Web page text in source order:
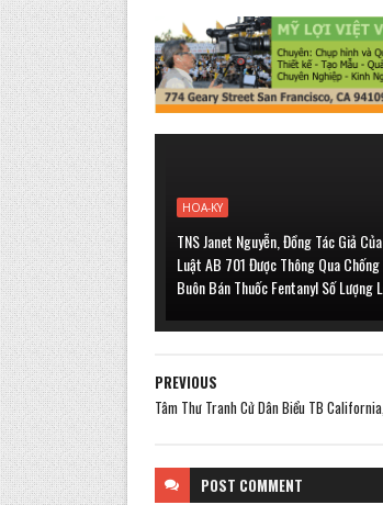
HOA-KY
TNS Janet Nguyễn, Đồng Tác Giả
Luật AB 701 Được Thông Qua Chống
Buôn Bán Thuốc Fentanyl Số Lượng
PREVIOUS
Tâm Thư Tranh Cử Dân Biểu TB
POST COMMENT